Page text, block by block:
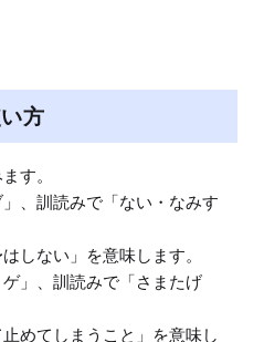
方
す。
」、訓読みで「ない・なみす
しない」を意味します。
ゲ」、訓読みで「さまたげ
めてしまうこと」を意味し